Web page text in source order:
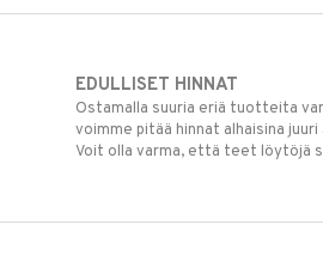
EDULLISET HINNAT
Ostamalla suuria eriä tuotteita
voimme pitää hinnat alhaisina
Voit olla varma, että teet löytöjä